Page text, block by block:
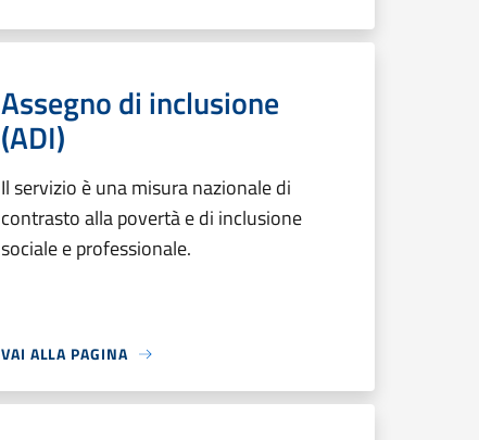
Assegno di inclusione
(ADI)
Il servizio è una misura nazionale di
contrasto alla povertà e di inclusione
sociale e professionale.
VAI ALLA PAGINA